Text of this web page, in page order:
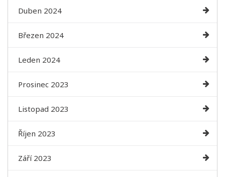
Duben 2024
Březen 2024
Leden 2024
Prosinec 2023
Listopad 2023
Říjen 2023
Září 2023